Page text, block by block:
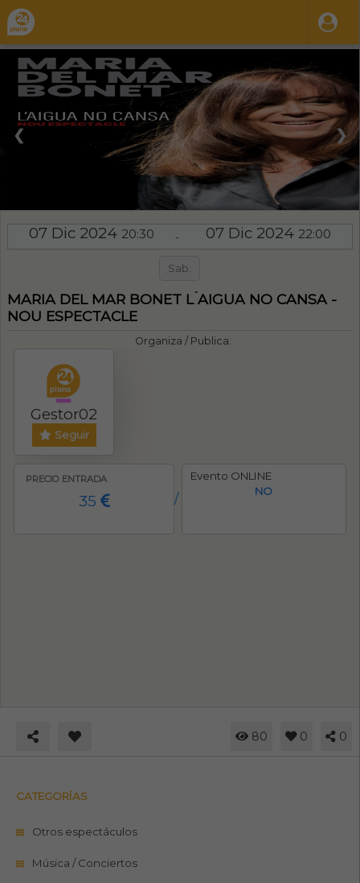
❮ ❯
07 Dic 2024 20:30 - 07 Dic 2024 22:00
Sab.
MARIA DEL MAR BONET L ́AIGUA NO CANSA -
NOU ESPECTACLE
Organiza / Publica:
Gestor02
Seguir
PRECIO ENTRADA
35 /
Evento ONLINE
NO
80 0 0
CATEGORÍAS
Otros espectáculos
Música / Conciertos